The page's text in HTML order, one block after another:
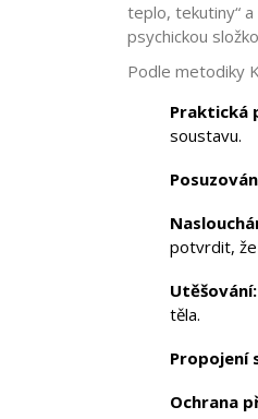
teplo, tekutiny“
psychickou
Podle metodiky
Praktická
soustavu.
potvrdit,
Utěšování:
těla.
Propojení
Ochrana